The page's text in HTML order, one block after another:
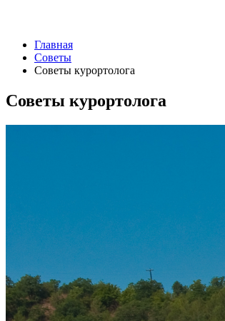
Главная
Советы
Советы курортолога
Советы курортолога